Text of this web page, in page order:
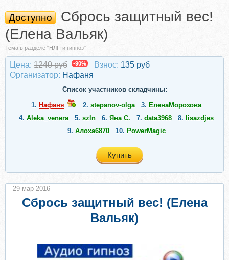
Доступно
Сбрось защитный вес!
(Елена Вальяк)
Тема в разделе "НЛП и гипноз"
Цена: 1240 руб -90% Взнос: 135 руб
Организатор: Нафаня
Список участников складчины:
1. Нафаня 2. stepanov-olga 3. ЕленаМорозова
4. Aleka_venera 5. szln 6. Яна С. 7. data3968 8. lisazdjes
9. Алоха6870 10. PowerMagic
Купить
Сбрось защитный вес! (Елена
Вальяк)
29 мар 2016